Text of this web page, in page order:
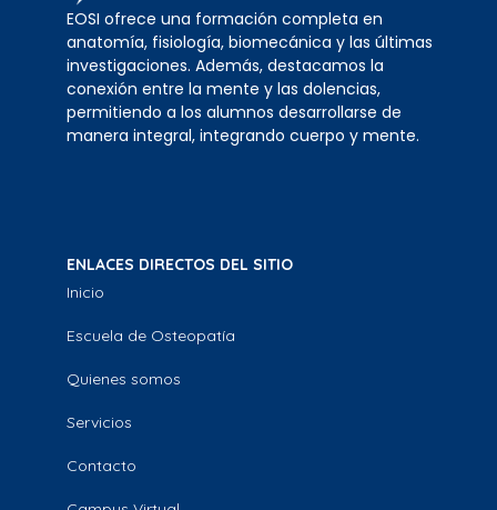
EOSI ofrece una formación completa en
anatomía, fisiología, biomecánica y las últimas
investigaciones. Además, destacamos la
conexión entre la mente y las dolencias,
permitiendo a los alumnos desarrollarse de
manera integral, integrando cuerpo y mente.
ENLACES DIRECTOS DEL SITIO
Inicio
Escuela de Osteopatía
Quienes somos
Servicios
Contacto